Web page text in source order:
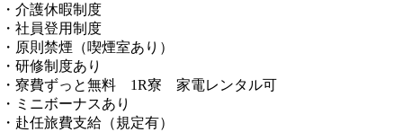
・介護休暇制度
・社員登用制度
・原則禁煙（喫煙室あり）
・研修制度あり
・寮費ずっと無料 1R寮 家電レンタル可
・ミニボーナスあり
・赴任旅費支給（規定有）